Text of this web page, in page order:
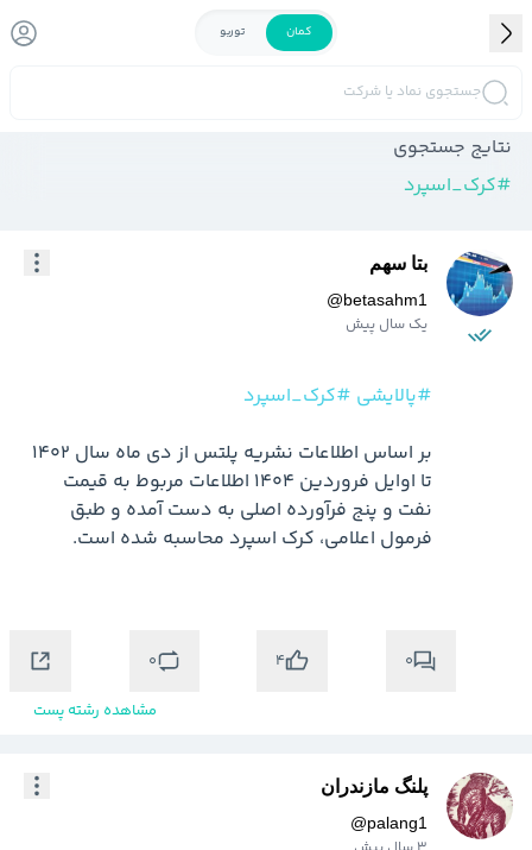
کمان توربو
جستجوی نماد یا شرکت
نتایج جستجوی
#کرک_اسپرد
بتا سهم
@betasahm1
یک سال پیش
#پالایشی #کرک_اسپرد
0
4
0
مشاهده رشته پست
پلنگ مازندران
@palang1